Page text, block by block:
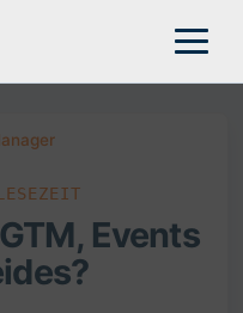
Events